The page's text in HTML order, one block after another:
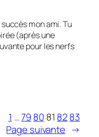
mon ami. Tu
(après une
pour les nerfs
1 …7980 81 8283
Page suivante →